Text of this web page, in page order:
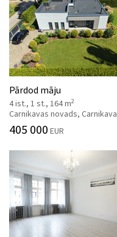
Pārdod māju
4 ist., 1 st., 164 m2
Carnikavas novads, Carnikava
405 000 EUR